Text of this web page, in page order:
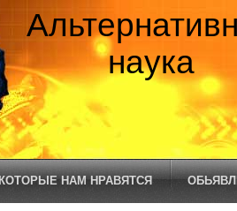
наука
НАМ НРАВЯТСЯ